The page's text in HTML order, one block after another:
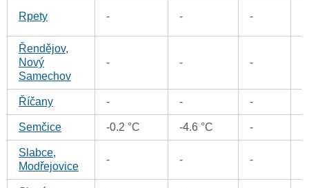
Rpety - - -
Řendějov,
Nový
Samechov
- - -
Říčany - - -
Semčice -0.2 °C -4.6 °C -
Slabce,
Modřejovice
- - -